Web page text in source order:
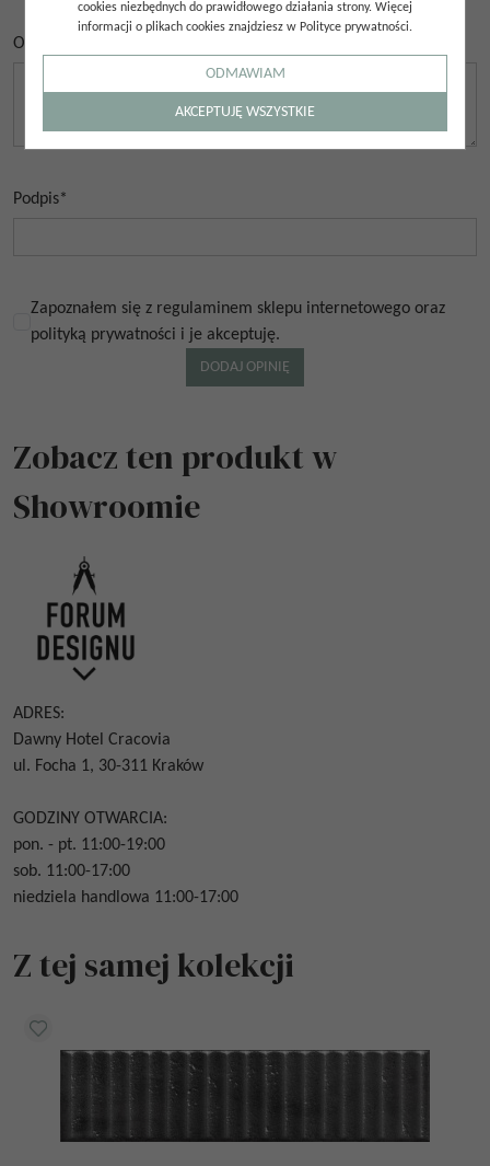
Opinia
Podpis*
Zapoznałem się z regulaminem sklepu internetowego oraz
polityką prywatności i je akceptuję.
Zobacz ten produkt w
Showroomie
ADRES:
Dawny Hotel Cracovia
ul. Focha 1, 30-311 Kraków
GODZINY OTWARCIA:
pon. - pt. 11:00-19:00
sob. 11:00-17:00
niedziela handlowa 11:00-17:00
Z tej samej kolekcji
cookies niezbędnych do prawidłowego działania strony. Więcej
informacji o plikach cookies znajdziesz w Polityce prywatności.
ODMAWIAM
AKCEPTUJĘ WSZYSTKIE